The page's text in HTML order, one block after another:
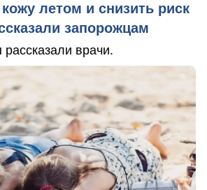
летом и снизить риск
запорожцам
врачи.